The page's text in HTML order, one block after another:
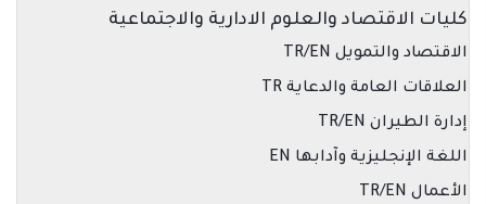
كليات الاقتصاد والعلوم الادارية والاجتماعية
الاقتصاد والتمويل TR/EN
العلاقات العامة والدعاية TR
إدارة الطيران TR/EN
اللغة الإنجليزية وآدابها EN
الأعمال TR/EN